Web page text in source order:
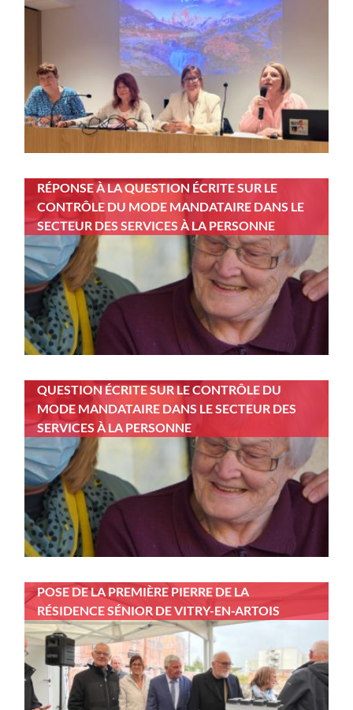
RÉPONSE À LA QUESTION ÉCRITE SUR LE
CONTRÔLE DU MODE MANDATAIRE DANS LE
SECTEUR DES SERVICES À LA PERSONNE
QUESTION ÉCRITE SUR LE CONTRÔLE DU
MODE MANDATAIRE DANS LE SECTEUR DES
SERVICES À LA PERSONNE
POSE DE LA PREMIÈRE PIERRE DE LA
RÉSIDENCE SÉNIOR DE VITRY-EN-ARTOIS